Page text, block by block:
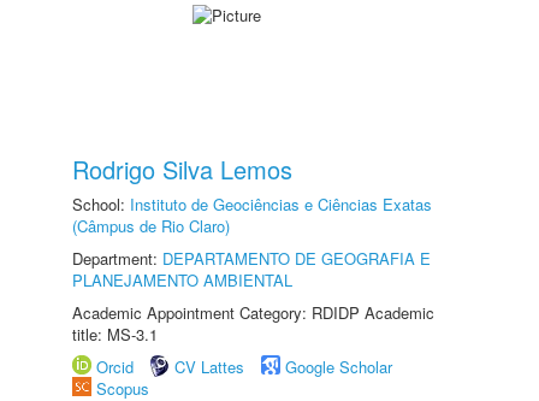
Rodrigo Silva Lemos
School: Instituto de Geociências e Ciências Exatas
(Câmpus de Rio Claro)
Department: DEPARTAMENTO DE GEOGRAFIA E
PLANEJAMENTO AMBIENTAL
Academic Appointment Category: RDIDP Academic
title: MS-3.1
Orcid
CV Lattes
Google Scholar
Scopus